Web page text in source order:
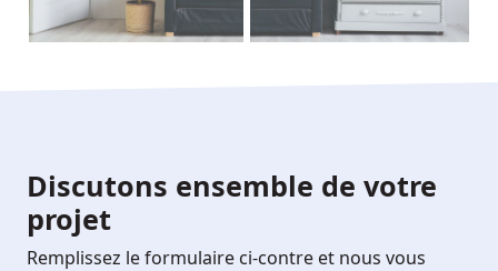
Discutons ensemble de votre
projet
Remplissez le formulaire ci-contre et nous vous